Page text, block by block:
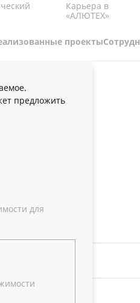
Карьера в
«АЛЮТЕХ»
предложить
для
проекты